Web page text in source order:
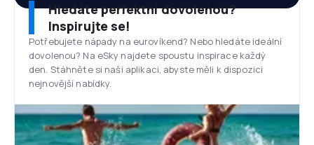
Hledáte perfektní dovolenou?
Inspirujte se!
Potřebujete nápady na eurovíkend? Nebo hledáte ideální
dovolenou? Na eSky najdete spoustu inspirace každý
den. Stáhněte si naši aplikaci, abyste měli k dispozici
nejnovější nabídky.